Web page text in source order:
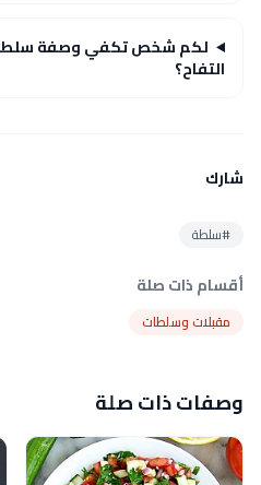
لكم شخص تكفي وصفة
التفاح؟
شارك
#سلطة
أقسام ذات صلة
مقبلات وسلطات
وصفات ذات صلة